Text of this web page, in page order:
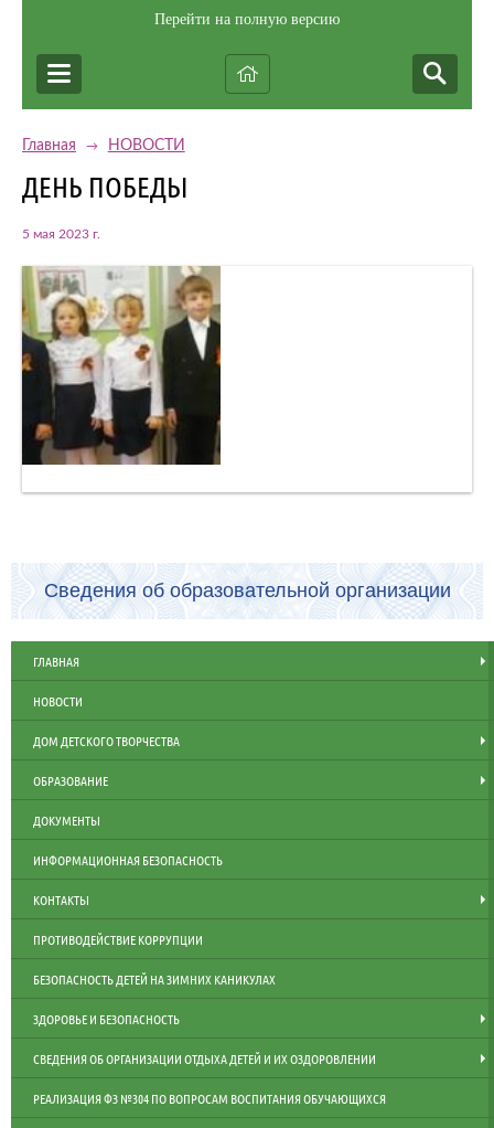
Перейти на полную версию
Главная → НОВОСТИ
ДЕНЬ ПОБЕДЫ
5 мая 2023 г.
Сведения об образовательной организации
ГЛАВНАЯ
НОВОСТИ
ДОМ ДЕТСКОГО ТВОРЧЕСТВА
ОБРАЗОВАНИЕ
ДОКУМЕНТЫ
ИНФОРМАЦИОННАЯ БЕЗОПАСНОСТЬ
КОНТАКТЫ
ПРОТИВОДЕЙСТВИЕ КОРРУПЦИИ
БЕЗОПАСНОСТЬ ДЕТЕЙ НА ЗИМНИХ КАНИКУЛАХ
ЗДОРОВЬЕ И БЕЗОПАСНОСТЬ
СВЕДЕНИЯ ОБ ОРГАНИЗАЦИИ ОТДЫХА ДЕТЕЙ И ИХ ОЗДОРОВЛЕНИИ
РЕАЛИЗАЦИЯ ФЗ №304 ПО ВОПРОСАМ ВОСПИТАНИЯ ОБУЧАЮЩИХСЯ